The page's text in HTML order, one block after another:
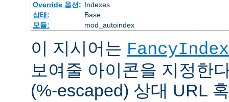
Override 옵션: Indexes
상태:
Base
모듈:
mod_autoindex
이 지시어는
보여줄 아이콘을 지정한
(%-escaped) 상대 URL